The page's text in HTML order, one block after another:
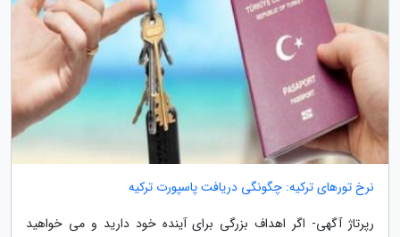
نرخ تورهای ترکیه: چگونگی دریافت پاسپورت ترکیه
رپرتاژ آگهی- اگر اهداف بزرگی برای آینده خود دارید و می خواهید